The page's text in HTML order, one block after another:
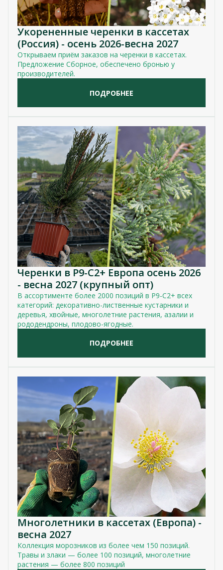
Укорененные черенки в кассетах
(Россия) - осень 2026-весна 2027
Открываем приём заказов на черенки в кассетах.
Предложение Сборное, обеспечено бронью у
производителей.
ПОДРОБНЕЕ
Черенки в Р9-С2+ Европа осень 2026
- весна 2027 (крупный опт)
В ассортименте более 2000 позиций в Р9-С2+ всех
категорий: декоративно-лиственные кустарники и
деревья, хвойные, многолетние растения, азалии и
рододендроны, плодово-ягодные.
ПОДРОБНЕЕ
Многолетники в кассетах (Европа) -
весна 2027
Коллекция морозников из более чем 150 позиций.
Травы и злаки — более 100 позиций, многолетние
растения — более 800 позиций